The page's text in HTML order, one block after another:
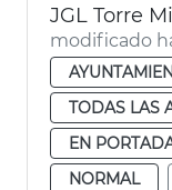
JGL Torre
modificado
TODAS LAS
EN
NORMAL